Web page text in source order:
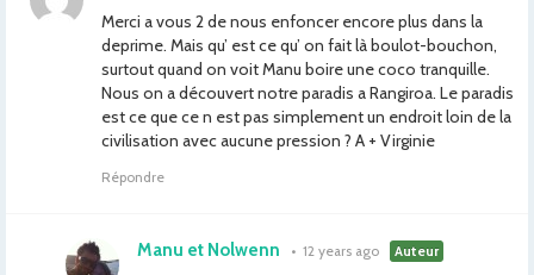
Merci a vous 2 de nous enfoncer encore plus dans la
deprime. Mais qu’ est ce qu’ on fait là boulot-bouchon,
surtout quand on voit Manu boire une coco tranquille.
Nous on a découvert notre paradis a Rangiroa. Le paradis
est ce que ce n est pas simplement un endroit loin de la
civilisation avec aucune pression ? A + Virginie
Répondre
Manu et Nolwenn • 12 years ago Auteur